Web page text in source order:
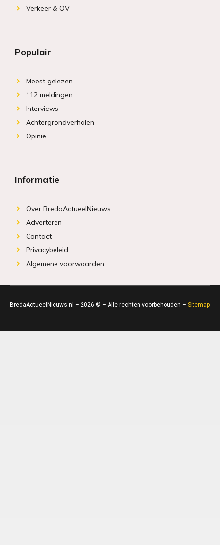
Verkeer & OV
Populair
Meest gelezen
112 meldingen
Interviews
Achtergrondverhalen
Opinie
Informatie
Over BredaActueelNieuws
Adverteren
Contact
Privacybeleid
Algemene voorwaarden
BredaActueelNieuws.nl – 2026 © – Alle rechten voorbehouden – Sitemap